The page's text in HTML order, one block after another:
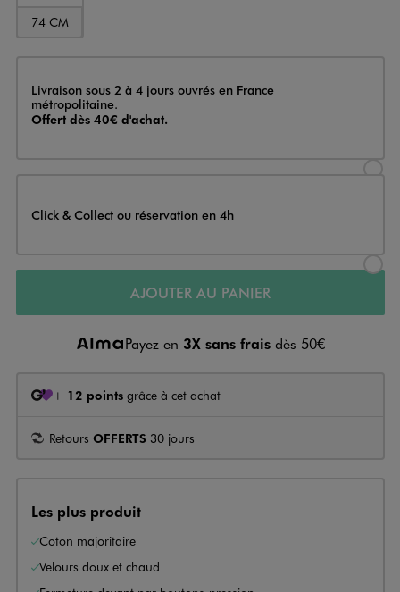
74 CM
Livraison
Livraison sous 2 à 4 jours ouvrés en France
métropolitaine.
Offert dès 40€ d'achat.
Click & Collect ou réservation en 4h
AJOUTER AU PANIER
Payez en 3X sans frais dès 50€
+ 12 points grâce à cet achat
Retours OFFERTS 30 jours
Les plus produit
Coton majoritaire
Velours doux et chaud